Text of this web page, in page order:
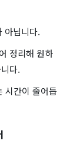
아닙니다.
정리해 원하
다.
시간이 줄어듭